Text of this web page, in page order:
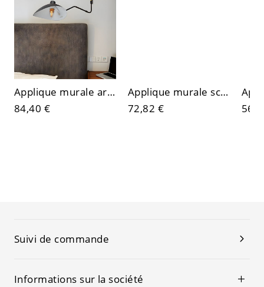
Applique murale articulée LED moderne du milieu du siècle - Lampe de tâche réglable pour chambre, salon et bureau
84,40 €
Applique murale scandinave minimaliste à double LED - Lampe de lecture rotative avec rétroéclairage ambiant
72,82 €
Suivi de commande
Informations sur la société